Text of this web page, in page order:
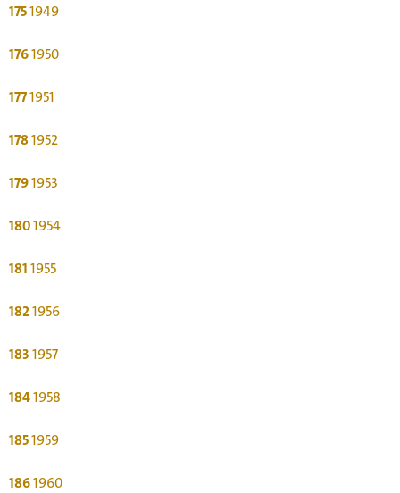
1751949
1761950
1771951
1781952
1791953
1801954
1811955
1821956
1831957
1841958
1851959
1861960